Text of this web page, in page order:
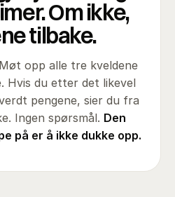
Om ikke,
tilbake.
opp alle tre kveldene
Hvis du etter det likevel
pengene, sier du fra
Ingen spørsmål. Den
på er å ikke dukke opp.